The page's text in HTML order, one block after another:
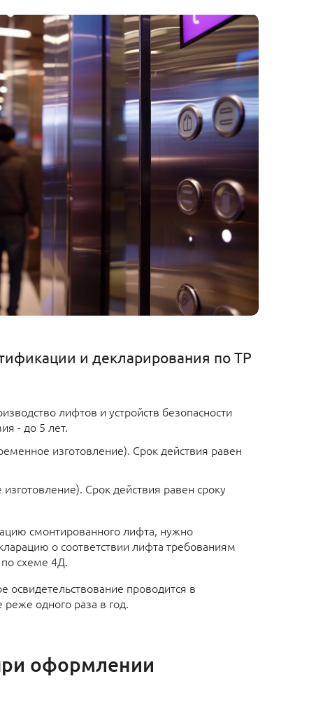
и декларирования по ТР
лифтов и устройств безопасности
- до 5 лет.
изготовление). Срок действия равен
Срок действия равен сроку
смонтированного лифта, нужно
о соответствии лифта требованиям
по схеме 4Д.
освидетельствование проводится в
одного раза в год.
оформлении